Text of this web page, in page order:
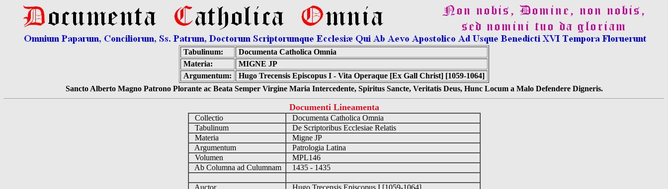
Tabulinum:
Documenta Catholica Omnia
Materia:
MIGNE JP
Argumentum:
Hugo Trecensis Episcopus I - Vita Operaque [Ex Gall Christ] [1059-1064]
Sancto Alberto Magno Patrono Plorante ac Beata Semper Virgine Maria Intercedente, Spiritus Sancte, Veritatis Deus, Hunc Locum a Malo Defendere Digneris.
Documenti Lineamenta
Collectio
Documenta Catholica Omnia
Tabulinum
De Scriptoribus Ecclesiae Relatis
Materia
Migne JP
Argumentum
Patrologia Latina
Volumen
MPL146
Ab Columna ad Culumnam
1435 - 1435
Auctor
Hugo Trecensis Episcopus I [1059-1064]